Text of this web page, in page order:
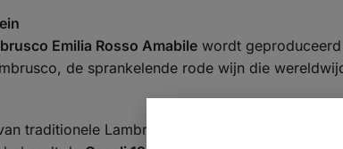
Emilia Rosso Amabilewordt geproduceerd
de sprankelende rode wijn die
traditionele Lambrusco-druiven en